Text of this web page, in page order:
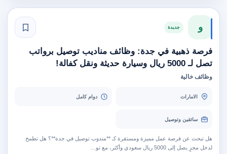
و جديدة
فرصة ذهبية في جدة: وظائف مناديب توصيل برواتب
تصل لـ 5000 ريال وسيارة حديثة ونقل كفالة!
وظائف خالية
الامارات دوام كامل
سائقين وتوصيل
هل تبحث عن فرصة عمل مميزة ومستقرة كـ **مندوب توصيل في جدة**؟ هل تطمح
لدخل مجزٍ يصل إلى 5000 ريال سعودي وأكثر، مع تو…